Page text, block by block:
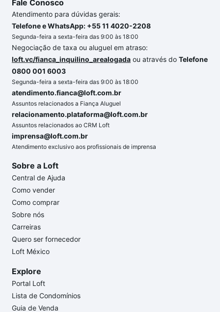
Fale Conosco
Atendimento para dúvidas gerais:
Telefone e WhatsApp: +55 11 4020-2208
Segunda-feira a sexta-feira das 9:00 às 18:00
Negociação de taxa ou aluguel em atraso:
loft.vc/fianca_inquilino_arealogada ou através do Telefone
0800 001 6003
Segunda-feira a sexta-feira das 9:00 às 18:00
atendimento.fianca@loft.com.br
Assuntos relacionados a Fiança Aluguel
relacionamento.plataforma@loft.com.br
Assuntos relacionados ao CRM Loft
imprensa@loft.com.br
Atendimento exclusivo aos profissionais de imprensa
Sobre a Loft
Central de Ajuda
Como vender
Como comprar
Sobre nós
Carreiras
Quero ser fornecedor
Loft México
Explore
Portal Loft
Lista de Condomínios
Guia de Venda